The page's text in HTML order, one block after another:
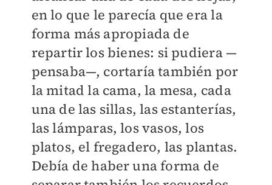
en lo que le parecía que era la
forma más apropiada de
repartir los bienes: si pudiera —
pensaba—, cortaría también por
la mitad la cama, la mesa, cada
una de las sillas, las estanterías,
las lámparas, los vasos, los
platos, el fregadero, las plantas.
Debía de haber una forma de